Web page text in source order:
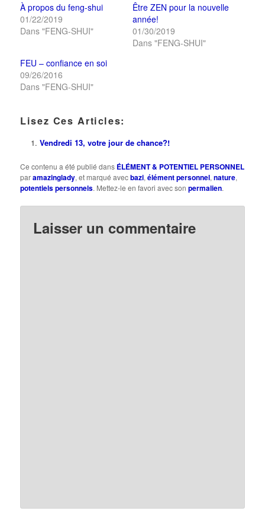
À propos du feng-shui
01/22/2019
Dans "FENG-SHUI"
Être ZEN pour la nouvelle
année!
01/30/2019
Dans "FENG-SHUI"
FEU – confiance en soi
09/26/2016
Dans "FENG-SHUI"
Lisez Ces Articles:
Vendredi 13, votre jour de chance?!
Ce contenu a été publié dans ÉLÉMENT & POTENTIEL PERSONNEL
paramazinglady, et marqué avecbazi,élément personnel,nature,
potentiels personnels. Mettez-le en favori avec sonpermalien.
Laisser un commentaire